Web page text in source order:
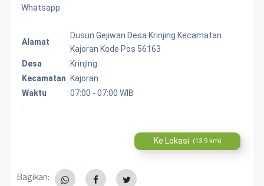
Whatsapp
Alamat :
Dusun Gejiwan Desa Krinjing Kecamatan
Kajoran Kode Pos 56163
Desa
: Krinjing
Kecamatan : Kajoran
Waktu
:07:00 - 07:00 WIB
Ke Lokasi (13.9 km)
Bagikan: